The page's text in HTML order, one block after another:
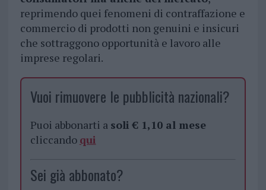
reprimendo quei fenomeni di contraffazione e
commercio di prodotti non genuini e insicuri
che sottraggono opportunità e lavoro alle
imprese regolari.
Vuoi rimuovere le pubblicità nazionali?
Puoi abbonarti a soli € 1,10 al mese
cliccando qui
Sei già abbonato?